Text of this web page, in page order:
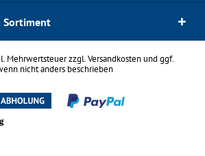
Sortiment
Mehrwertsteuer zzgl.Versandkostenund ggf.
nicht anders beschrieben